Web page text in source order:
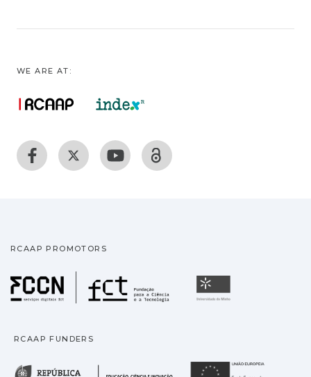
WE ARE AT:
RCAAP PROMOTORS
Fundação para a
RCAAP FUNDERS
República Portuguesa